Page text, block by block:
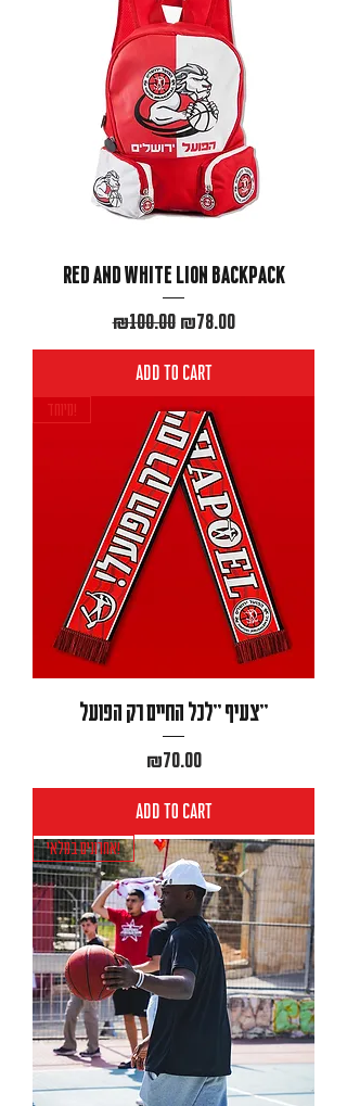
Red and white lion backpack
Regular Price
₪100.00 Sale Price
₪78.00
Add to Cart
מיוחד!
״צעיף ״לכל החיים רק הפועל
Price
₪70.00
Add to Cart
אחרונים במלאי!